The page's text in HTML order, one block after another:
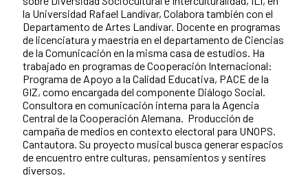
la Universidad Rafael Landívar, Colabora también con el
Departamento de Artes Landívar. Docente en programas
de licenciatura y maestría en el departamento de Ciencias
de la Comunicación en la misma casa de estudios. Ha
trabajado en programas de Cooperación Internacional:
Programa de Apoyo a la Calidad Educativa, PACE de la
GIZ, como encargada del componente Diálogo Social.
Consultora en comunicación interna para la Agencia
Central de la Cooperación Alemana. Producción de
campaña de medios en contexto electoral para UNOPS.
Cantautora. Su proyecto musical busca generar espacios
de encuentro entre culturas, pensamientos y sentires
diversos.